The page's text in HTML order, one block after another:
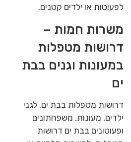
לפעוטות או ילדים קטנים.
משרות חמות –
דרושות מטפלות
במעונות וגנים בבת
ים
דרושות מטפלות בבת ים. לגני
ילדים, מעונות, משפחתונים
ופעוטונים בבת ים דרושות